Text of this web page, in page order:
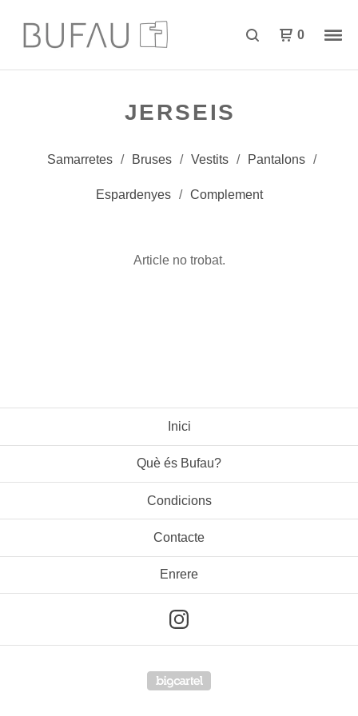
0
JERSEIS
Samarretes Bruses Vestits Pantalons
Espardenyes Complement
Article no trobat.
Inici
Què és Bufau?
Condicions
Contacte
Enrere